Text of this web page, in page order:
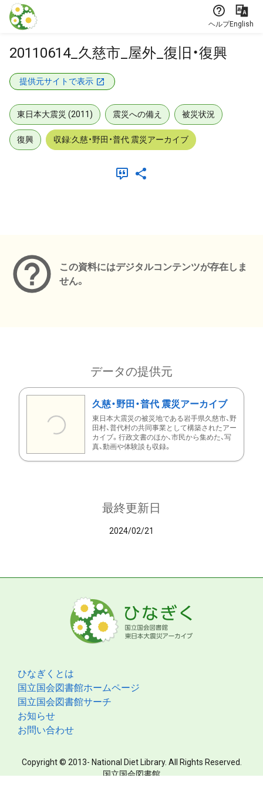
本文に飛ぶ
ヘルプEnglish
20110614_久慈市_屋外_復旧・復興
提供元サイトで表示
東日本大震災 (2011) 震災への備え 被災状況
復興 収録:久慈・野田・普代 震災アーカイブ
この資料にはデジタルコンテンツが存在しま
せん。
データの提供元
久慈・野田・普代 震災アーカイブ
東日本大震災の被災地である岩手県久慈市、野
田村、普代村の共同事業として構築されたアー
カイブ。行政文書のほか、市民から集めた、写
真、動画や体験談も収録。
最終更新日
2024/02/21
ひなぎくとは
国立国会図書館ホームページ
国立国会図書館サーチ
お知らせ
お問い合わせ
Copyright © 2013- National Diet Library. All Rights Reserved.